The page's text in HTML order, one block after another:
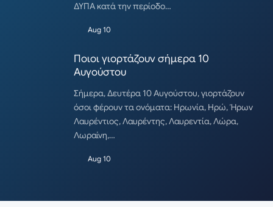
ΔΥΠΑ κατά την περίοδο…
Aug 10
Ποιοι γιορτάζουν σήμερα 10
Αυγούστου
Σήμερα, Δευτέρα 10 Αυγούστου, γιορτάζουν
όσοι φέρουν τα ονόματα: Ηρωνία, Ηρώ, Ήρων
Λαυρέντιος, Λαυρέντης, Λαυρεντία, Λώρα,
Λωραίνη,…
Aug 10